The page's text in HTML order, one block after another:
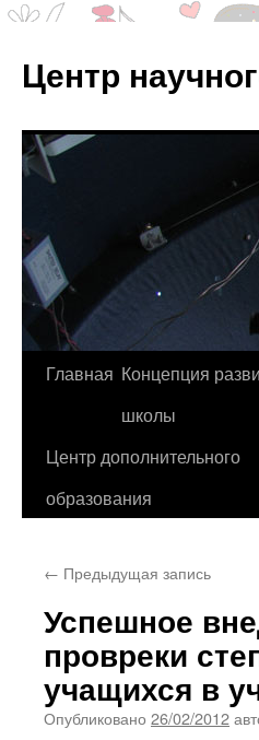
Центр
Перейти
содержимому
Главная Концепция
школы
Центр дополнительного
образования
← Предыдущая запись
Успешное
провреки
учащихся в
Опубликовано 26/02/2012